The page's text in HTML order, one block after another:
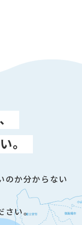
。
のか分からない
さい。